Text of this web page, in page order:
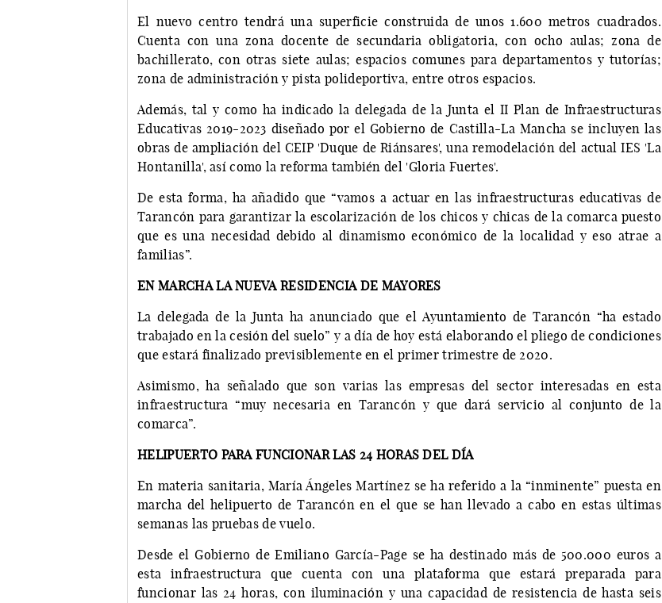
El nuevo centro tendrá una superficie construida de unos 1.600 metros cuadrados.
Cuenta con una zona docente de secundaria obligatoria, con ocho aulas; zona de
bachillerato, con otras siete aulas; espacios comunes para departamentos y tutorías;
zona de administración y pista polideportiva, entre otros espacios.
Además, tal y como ha indicado la delegada de la Junta el II Plan de Infraestructuras
Educativas 2019-2023 diseñado por el Gobierno de Castilla-La Mancha se incluyen las
obras de ampliación del CEIP 'Duque de Riánsares', una remodelación del actual IES 'La
Hontanilla', así como la reforma también del 'Gloria Fuertes'.
De esta forma, ha añadido que “vamos a actuar en las infraestructuras educativas de
Tarancón para garantizar la escolarización de los chicos y chicas de la comarca puesto
que es una necesidad debido al dinamismo económico de la localidad y eso atrae a
familias”.
EN MARCHA LA NUEVA RESIDENCIA DE MAYORES
La delegada de la Junta ha anunciado que el Ayuntamiento de Tarancón “ha estado
trabajado en la cesión del suelo” y a día de hoy está elaborando el pliego de condiciones
que estará finalizado previsiblemente en el primer trimestre de 2020.
Asimismo, ha señalado que son varias las empresas del sector interesadas en esta
infraestructura “muy necesaria en Tarancón y que dará servicio al conjunto de la
comarca”.
HELIPUERTO PARA FUNCIONAR LAS 24 HORAS DEL DÍA
En materia sanitaria, María Ángeles Martínez se ha referido a la “inminente” puesta en
marcha del helipuerto de Tarancón en el que se han llevado a cabo en estas últimas
semanas las pruebas de vuelo.
Desde el Gobierno de Emiliano García-Page se ha destinado más de 500.000 euros a
esta infraestructura que cuenta con una plataforma que estará preparada para
funcionar las 24 horas, con iluminación y una capacidad de resistencia de hasta seis